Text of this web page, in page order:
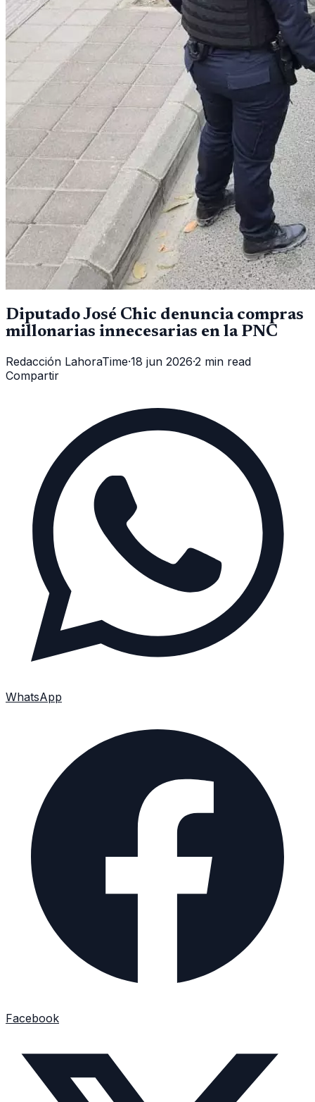
Diputado José Chic denuncia compras
millonarias innecesarias en la PNC
Redacción LahoraTime·18 jun 2026·2 min read
Compartir
WhatsApp
Facebook